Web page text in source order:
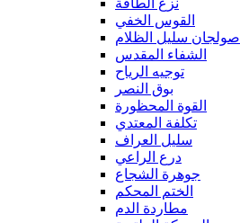
نزع الطاقة
القوس الخفي
صولجان سليل الظلام
الشفاء المقدس
توجيه الرياح
بوق النصر
القوة المحظورة
تكلفة المعتدي
سليل العراف
درع الراعي
جوهرة الشجاع
الختم المحكم
مطاردة الدم